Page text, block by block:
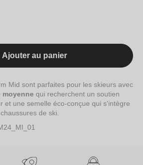
Ajouter au panier
Mid sont parfaites pour les skieurs avec
qui recherchent un soutien
et une semelle éco-conçue qui s'intègre
de ski.